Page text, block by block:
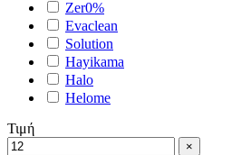
Zer0%
Evaclean
Solution
Hayikama
Halo
Helome
Τιμή
×